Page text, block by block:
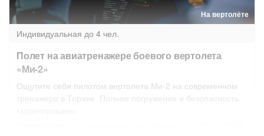
На вертолёте
Индивидуальная до 4 чел.
Полет на авиатренажере боевого вертолета
«Ми-2»
Ощутите себя пилотом вертолета Ми-2 на современном
тренажере в Торжке. Полное погружение и безопасность